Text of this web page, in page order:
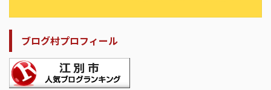
ブログ村プロフィール